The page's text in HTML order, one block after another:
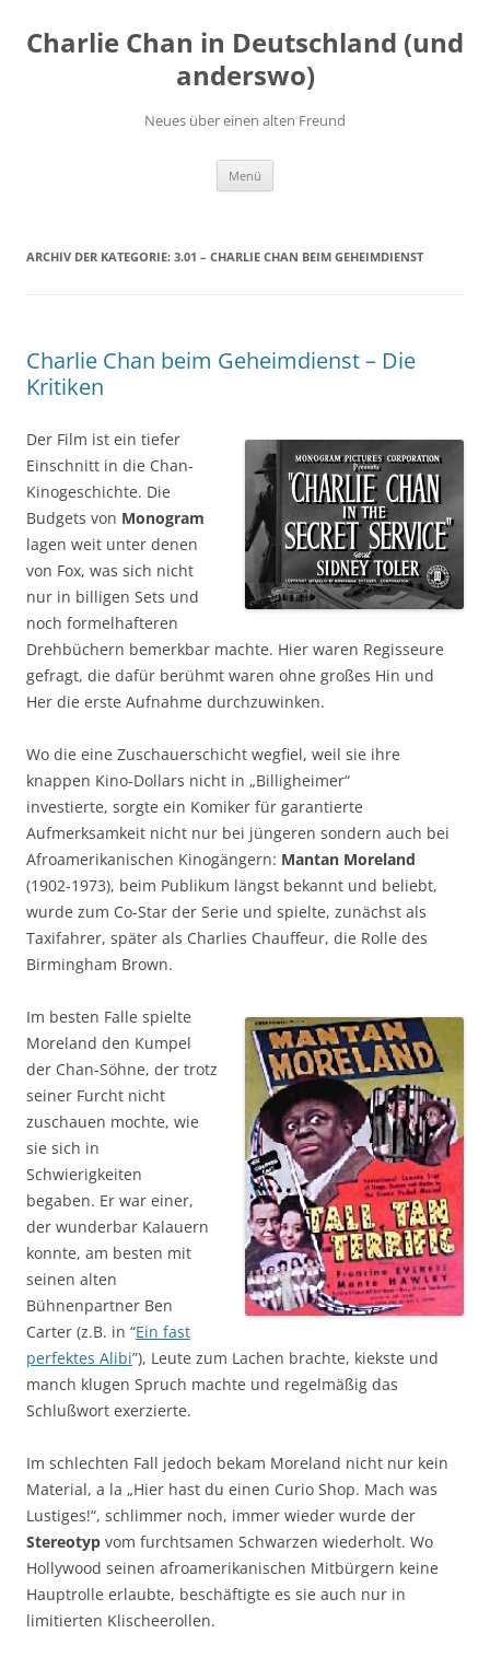
springen
Charlie Chan in Deutschland (und
anderswo)
Neues über einen alten Freund
Menü
ARCHIV DER KATEGORIE: 3.01 – CHARLIE CHAN BEIM GEHEIMDIENST
Charlie Chan beim Geheimdienst – Die
Kritiken
Der Film ist ein tiefer
Einschnitt in die Chan-
Kinogeschichte. Die
Budgets von Monogram
lagen weit unter denen
von Fox, was sich nicht
nur in billigen Sets und
noch formelhafteren
Drehbüchern bemerkbar machte. Hier waren Regisseure
gefragt, die dafür berühmt waren ohne großes Hin und
Her die erste Aufnahme durchzuwinken.
Wo die eine Zuschauerschicht wegfiel, weil sie ihre
knappen Kino-Dollars nicht in „Billigheimer“
investierte, sorgte ein Komiker für garantierte
Aufmerksamkeit nicht nur bei jüngeren sondern auch bei
Afroamerikanischen Kinogängern: Mantan Moreland
(1902-1973), beim Publikum längst bekannt und beliebt,
wurde zum Co-Star der Serie und spielte, zunächst als
Taxifahrer, später als Charlies Chauffeur, die Rolle des
Birmingham Brown.
Im besten Falle spielte
Moreland den Kumpel
der Chan-Söhne, der trotz
seiner Furcht nicht
zuschauen mochte, wie
sie sich in
Schwierigkeiten
begaben. Er war einer,
der wunderbar Kalauern
konnte, am besten mit
seinen alten
Bühnenpartner Ben
Carter (z.B. in “Ein fast
perfektes Alibi”), Leute zum Lachen brachte, kiekste und
manch klugen Spruch machte und regelmäßig das
Schlußwort exerzierte.
Im schlechten Fall jedoch bekam Moreland nicht nur kein
Material, a la „Hier hast du einen Curio Shop. Mach was
Lustiges!“, schlimmer noch, immer wieder wurde der
Stereotyp vom furchtsamen Schwarzen wiederholt. Wo
Hollywood seinen afroamerikanischen Mitbürgern keine
Hauptrolle erlaubte, beschäftigte es sie auch nur in
limitierten Klischeerollen.